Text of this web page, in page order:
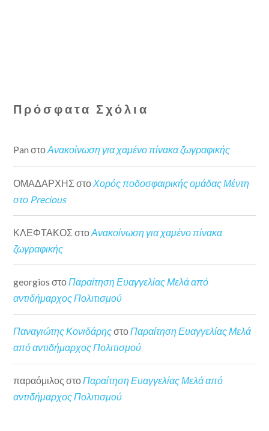
Πρόσφατα Σχόλια
Pan στοΑνακοίνωση για χαμένο πίνακα ζωγραφικής
ΟΜΑΔΑΡΧΗΣ στο Χορός ποδοσφαιρικής ομάδας Μέντη
στο Precious
ΚΛΕΦΤΑΚΟΣ στοΑνακοίνωση για χαμένο πίνακα
ζωγραφικής
georgios στοΠαραίτηση Ευαγγελίας Μελά από
αντιδήμαρχος Πολιτισμού
Παναγιώτης ΚονιδάρηςστοΠαραίτηση Ευαγγελίας Μελά
από αντιδήμαρχος Πολιτισμού
παραόμιλος στοΠαραίτηση Ευαγγελίας Μελά από
αντιδήμαρχος Πολιτισμού